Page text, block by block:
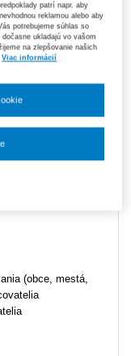
(obce, mestá,
patrí napr. aby
reklamou alebo aby
potrebujeme súhlas so
ukladajú vo vašom
na zlepšovanie našich
Viac informácií